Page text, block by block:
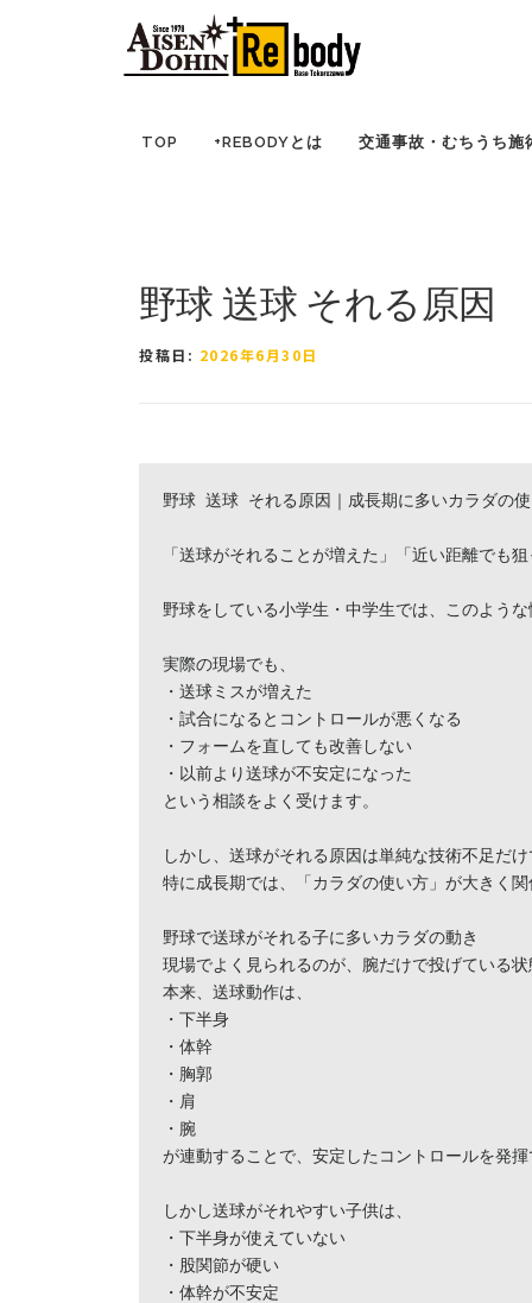
TOP +REBODYとは 交通事故・むちうち施
TOP ブログ ｜ 所沢市の因泥接骨院
野球 送球 それる原因
投稿日: 2026年6月30日
野球 送球 それる原因｜成長期に多いカラダの
「送球がそれることが増えた」「近い距離でも
野球をしている小学生・中学生では、このよう
実際の現場でも、
・送球ミスが増えた
・試合になるとコントロールが悪くなる
・フォームを直しても改善しない
・以前より送球が不安定になった
という相談をよく受けます。
しかし、送球がそれる原因は単純な技術不足だ
特に成長期では、「カラダの使い方」が大きく
野球で送球がそれる子に多いカラダの動き
現場でよく見られるのが、腕だけで投げている
本来、送球動作は、
・下半身
・体幹
・胸郭
・肩
・腕
が連動することで、安定したコントロールを発
しかし送球がそれやすい子供は、
・下半身が使えていない
・股関節が硬い
・体幹が不安定